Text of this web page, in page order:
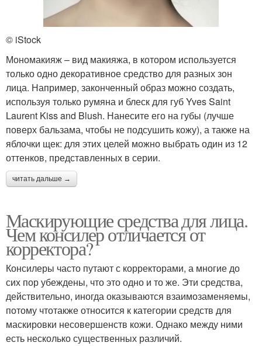
© iStock
Мономакияж – вид макияжа, в котором используется
только одно декоративное средство для разных зон
лица. Например, законченный образ можно создать,
используя только румяна и блеск для губ Yves Saint
Laurent Kiss and Blush. Нанесите его на губы (лучше
поверх бальзама, чтобы не подсушить кожу), а также на
яблочки щек: для этих целей можно выбрать один из 12
оттенков, представленных в серии.
читать дальше →
Маскирующие средства для лица.
Чем консилер отличается от
корректора?
Консилеры часто путают с корректорами, а многие до
сих пор убеждены, что это одно и то же. Эти средства,
действительно, иногда оказываются взаимозаменяемы,
потому чтотакже относится к категории средств для
маскировки несовершенств кожи. Однако между ними
есть несколько существенных различий.